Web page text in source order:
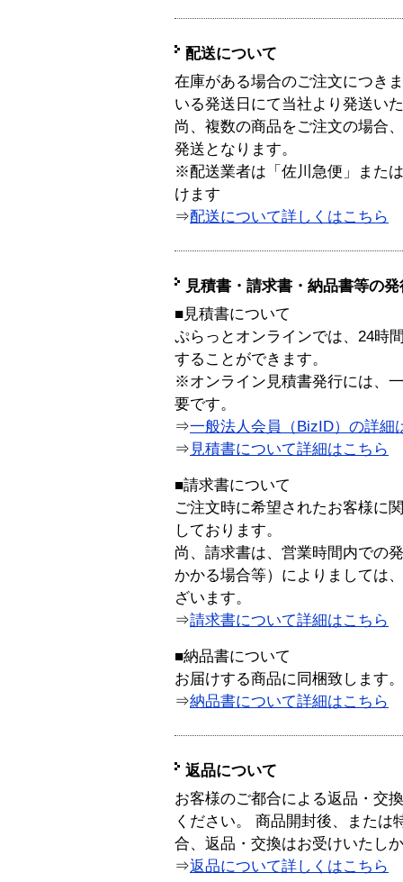
配送について
在庫がある場合のご注文につき
いる発送日にて当社より発送い
尚、複数の商品をご注文の場合
発送となります。
※配送業者は「佐川急便」また
けます
⇒配送について詳しくはこちら
見積書・請求書・納品書等の
■見積書について
ぷらっとオンラインでは、24時
することができます。
※オンライン見積書発行には、
要です。
⇒一般法人会員（BizID）の詳細
⇒ 見積書について詳細はこちら
■請求書について
ご注文時に希望されたお客様に
しております。
尚、請求書は、営業時間内での
かかる場合等）によりましては
ざいます。
⇒請求書について詳細はこちら
■納品書について
お届けする商品に同梱致します。
⇒納品書について詳細はこちら
返品について
お客様のご都合による返品・交
ください。 商品開封後、または
合、返品・交換はお受けいたし
⇒返品について詳しくはこちら